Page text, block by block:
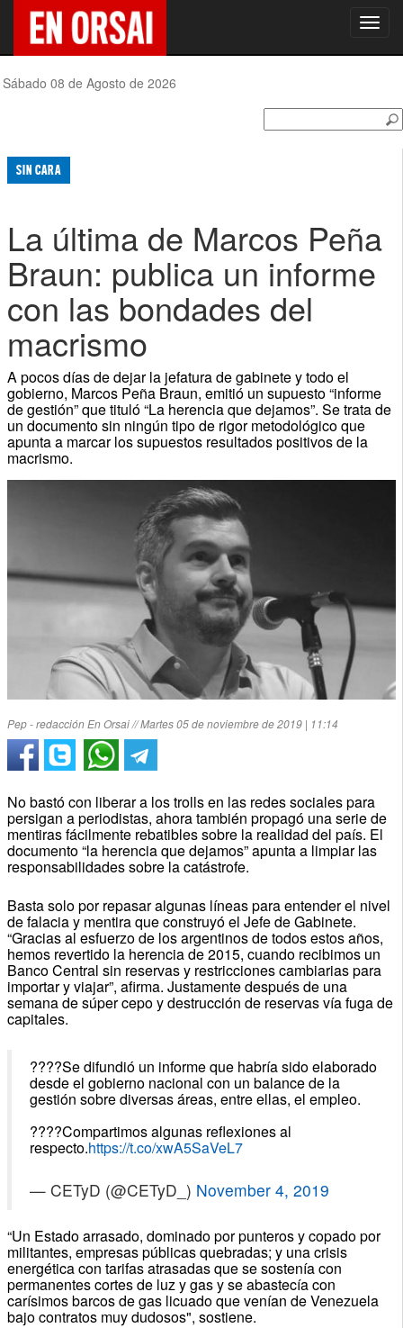
Sábado 08 de Agosto de 2026
SIN CARA
La última de Marcos Peña
Braun: publica un informe
con las bondades del
macrismo
A pocos días de dejar la jefatura de gabinete y todo el
gobierno, Marcos Peña Braun, emitió un supuesto “informe
de gestión” que tituló “La herencia que dejamos”. Se trata de
un documento sin ningún tipo de rigor metodológico que
apunta a marcar los supuestos resultados positivos de la
macrismo.
Pep - redacción En Orsai // Martes 05 de noviembre de 2019 | 11:14
No bastó con liberar a los trolls en las redes sociales para
persigan a periodistas, ahora también propagó una serie de
mentiras fácilmente rebatibles sobre la realidad del país. El
documento “la herencia que dejamos” apunta a limpiar las
responsabilidades sobre la catástrofe.
Basta solo por repasar algunas líneas para entender el nivel
de falacia y mentira que construyó el Jefe de Gabinete.
“Gracias al esfuerzo de los argentinos de todos estos años,
hemos revertido la herencia de 2015, cuando recibimos un
Banco Central sin reservas y restricciones cambiarias para
importar y viajar”, afirma. Justamente después de una
semana de súper cepo y destrucción de reservas vía fuga de
capitales.
????Se difundió un informe que habría sido elaborado
desde el gobierno nacional con un balance de la
gestión sobre diversas áreas, entre ellas, el empleo.
????Compartimos algunas reflexiones al
respecto.https://t.co/xwA5SaVeL7
— CETyD (@CETyD_) November 4, 2019
“Un Estado arrasado, dominado por punteros y copado por
militantes, empresas públicas quebradas; y una crisis
energética con tarifas atrasadas que se sostenía con
permanentes cortes de luz y gas y se abastecía con
carísimos barcos de gas licuado que venían de Venezuela
bajo contratos muy dudosos", sostiene.